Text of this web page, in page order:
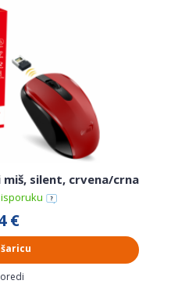
miš, silent, crvena/crna
€